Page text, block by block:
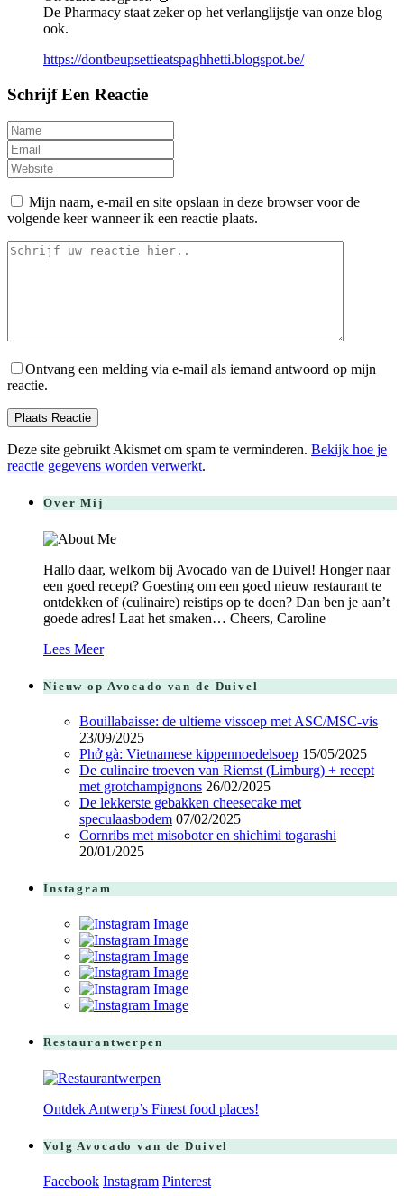
De Pharmacy staat zeker op het verlanglijstje van onze blog
ook.
https://dontbeupsettieatspaghhetti.blogspot.be/
Schrijf Een Reactie
Mijn naam, e-mail en site opslaan in deze browser voor de
volgende keer wanneer ik een reactie plaats.
Ontvang een melding via e-mail als iemand antwoord op mijn
reactie.
Deze site gebruikt Akismet om spam te verminderen. Bekijk hoe je
reactie gegevens worden verwerkt.
Over Mij
Hallo daar, welkom bij Avocado van de Duivel! Honger naar
een goed recept? Goesting om een goed nieuw restaurant te
ontdekken of (culinaire) reistips op te doen? Dan ben je aan’t
goede adres! Laat het smaken… Cheers, Caroline
Lees Meer
Nieuw op Avocado van de Duivel
Bouillabaisse: de ultieme vissoep met ASC/MSC-vis
23/09/2025
Phở gà: Vietnamese kippennoedelsoep 15/05/2025
De culinaire troeven van Riemst (Limburg) + recept
met grotchampignons 26/02/2025
De lekkerste gebakken cheesecake met
speculaasbodem 07/02/2025
Cornribs met misoboter en shichimi togarashi
20/01/2025
Instagram
Restaurantwerpen
Ontdek Antwerp’s Finest food places!
Volg Avocado van de Duivel
Facebook Instagram Pinterest